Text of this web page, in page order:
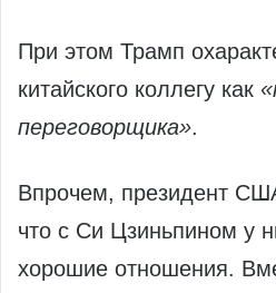
При этом Трамп
китайского коллегу как
переговорщика».
Впрочем, президент
что с Си Цзиньпином у
хорошие отношения.